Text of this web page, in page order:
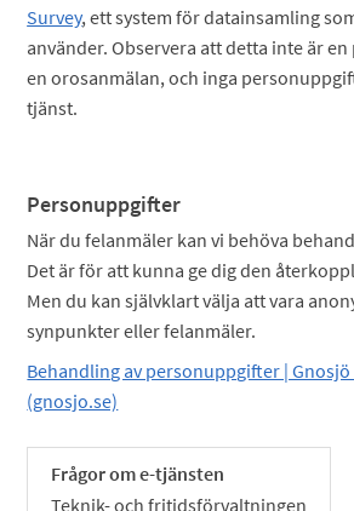
Survey, ett system för datainsamling
använder. Observera att detta inte är
en orosanmälan, och inga
tjänst.
Personuppgifter
När du felanmäler kan vi behöva
Det är för att kunna ge dig den
Men du kan självklart välja att vara
synpunkter eller felanmäler.
Behandling av personuppgifter |
(gnosjo.se)
Frågor om e-tjänsten
Teknik- och fritidsförvaltningen